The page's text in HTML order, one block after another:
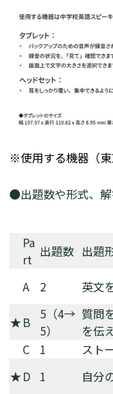
※使用する機器（東
●出題数や形式、
Pa
rt 出題数 出題
A
2 英文
★B
5（4→
5）
質問
を伝
C
1
スト
★D 1 自分